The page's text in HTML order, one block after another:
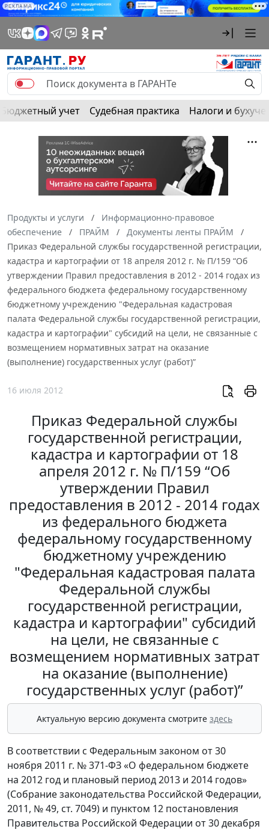
РЕКЛАМА
Бюджетный учет Судебная практика Налоги и
Продукты и услуги
Информационно-правовое
обеспечение
ПРАЙМ
Документы ленты ПРАЙМ
Приказ Федеральной службы государственной регистрации,
кадастра и картографии от 18 апреля 2012 г. № П/159 “Об
утверждении Правил предоставления в 2012 - 2014 годах из
федерального бюджета федеральному государственному
бюджетному учреждению "Федеральная кадастровая
палата Федеральной службы государственной регистрации,
кадастра и картографии" субсидий на цели, не связанные с
возмещением нормативных затрат на оказание
(выполнение) государственных услуг (работ)”
16 июля 2012
Приказ Федеральной службы
государственной регистрации,
кадастра и картографии от 18
апреля 2012 г. № П/159 “Об
утверждении Правил
предоставления в 2012 - 2014 годах
из федерального бюджета
федеральному государственному
бюджетному учреждению
"Федеральная кадастровая палата
Федеральной службы
государственной регистрации,
кадастра и картографии" субсидий
на цели, не связанные с
возмещением нормативных затрат
на оказание (выполнение)
государственных услуг (работ)”
Актуальную версию документа смотрите здесь
В соответствии с Федеральным законом от 30
ноября 2011 г. № 371-ФЗ «О федеральном бюджете
на 2012 год и плановый период 2013 и 2014 годов»
(Собрание законодательства Российской Федерации,
2011, № 49, ст. 7049) и пунктом 12 постановления
Правительства Российской Федерации от 30 декабря